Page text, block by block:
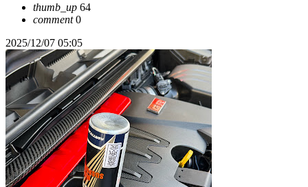
thumb_up 64
comment0
2025/12/07 05:05